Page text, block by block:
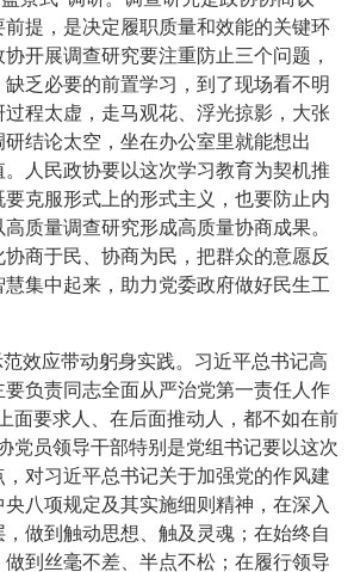
提，是决定履职质量和效能的关键环
开展调查研究要注重防止三个问题，
乏必要的前置学习，到了现场看不明
程太虚，走马观花、浮光掠影，大张
结论太空，坐在办公室里就能想出
人民政协要以这次学习教育为契机推
克服形式上的形式主义，也要防止内
质量调查研究形成高质量协商成果。
商于民、协商为民，把群众的意愿反
集中起来，助力党委政府做好民生工
效应带动躬身实践。习近平总书记高
要负责同志全面从严治党第一责任人作
面要求人、在后面推动人，都不如在前
党员领导干部特别是党组书记要以这次
对习近平总书记关于加强党的作风建
八项规定及其实施细则精神，在深入
做到触动思想、触及灵魂；在始终自
到丝毫不差、半点不松；在履行领导